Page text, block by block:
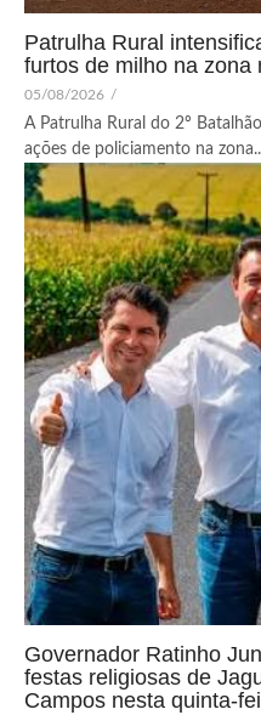
Patrulha Rural
furtos de milho na zona
05/08/2026 /
A Patrulha Rural do 2º
ações de policiamento na
Governador Ratinho
festas religiosas de
Campos nesta quinta-